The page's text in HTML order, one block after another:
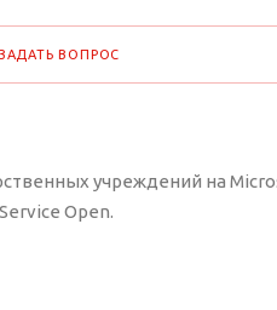
ЗАДАТЬ ВОПРОС
учреждений на
Open.